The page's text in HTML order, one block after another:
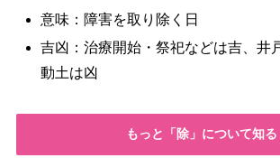
意味：障害を取り除く日
吉凶：治療開始・祭祀などは吉、井
動土は凶
もっと「除」について知る